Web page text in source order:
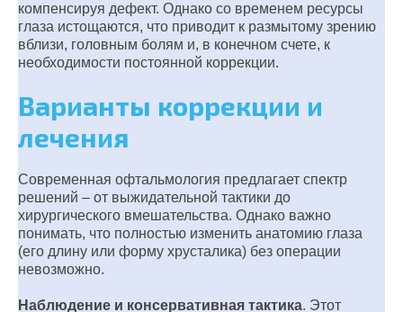
компенсируя дефект. Однако со временем ресурсы
глаза истощаются, что приводит к размытому зрению
вблизи, головным болям и, в конечном счете, к
необходимости постоянной коррекции.
Варианты коррекции и
лечения
Современная офтальмология предлагает спектр
решений – от выжидательной тактики до
хирургического вмешательства. Однако важно
понимать, что полностью изменить анатомию глаза
(его длину или форму хрусталика) без операции
невозможно.
Наблюдение и консервативная тактика. Этот